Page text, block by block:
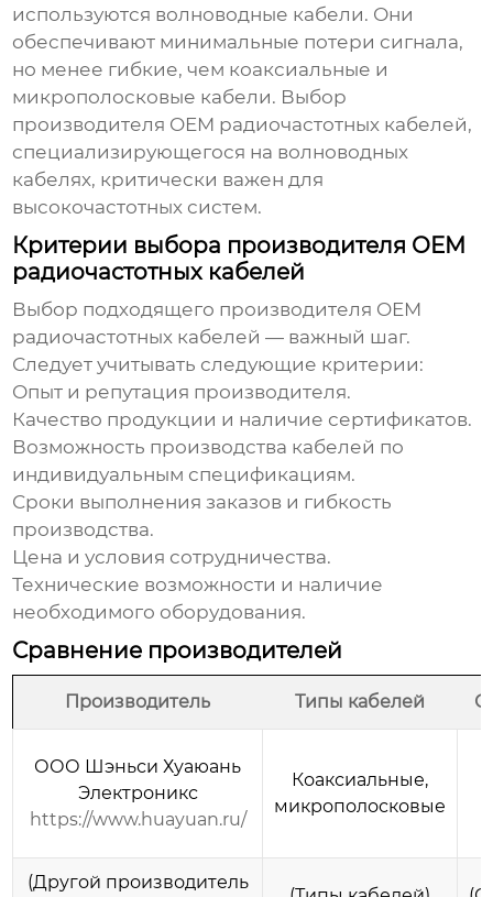
используются волноводные кабели. Они
обеспечивают минимальные потери сигнала,
но менее гибкие, чем коаксиальные и
микрополосковые кабели. Выбор
производителя OEM радиочастотных кабелей,
специализирующегося на волноводных
кабелях, критически важен для
высокочастотных систем.
Критерии выбора производителя OEM
радиочастотных кабелей
Выбор подходящего производителя OEM
радиочастотных кабелей — важный шаг.
Следует учитывать следующие критерии:
Опыт и репутация производителя.
Качество продукции и наличие сертификатов.
Возможность производства кабелей по
индивидуальным спецификациям.
Сроки выполнения заказов и гибкость
производства.
Цена и условия сотрудничества.
Технические возможности и наличие
необходимого оборудования.
Сравнение производителей
Производитель Типы кабелей
ООО Шэньси Хуаюань
Электроникс
https://www.huayuan.ru/
Коаксиальные,
микрополосковые
(Другой производитель